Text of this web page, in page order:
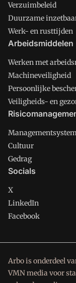
Verzuimbeleid
Duurzame
Werk- en rusttijden
Arbeidsmiddelen
Werken met
Machineveiligheid
Persoonlijke
Veiligheids- en
Cultuur
Gedrag
Socials
X
LinkedIn
Facebook
Arbo is onderdeel
VMN media voor